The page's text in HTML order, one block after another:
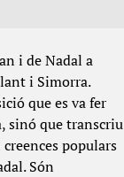
i de Nadal a
i Simorra.
que es va fer
sinó que transcriu
populars
Són